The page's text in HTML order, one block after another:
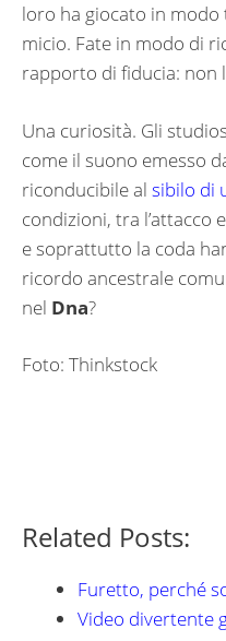
loro ha giocato in
micio. Fate in modo di
rapporto di fiducia: non
Una curiosità. Gli
come il suono emesso
riconducibile al sibilo di
condizioni, tra l’attacco
e soprattutto la coda
ricordo ancestrale
nel Dna?
Foto: Thinkstock
Related Posts:
Furetto, perché
Video divertente